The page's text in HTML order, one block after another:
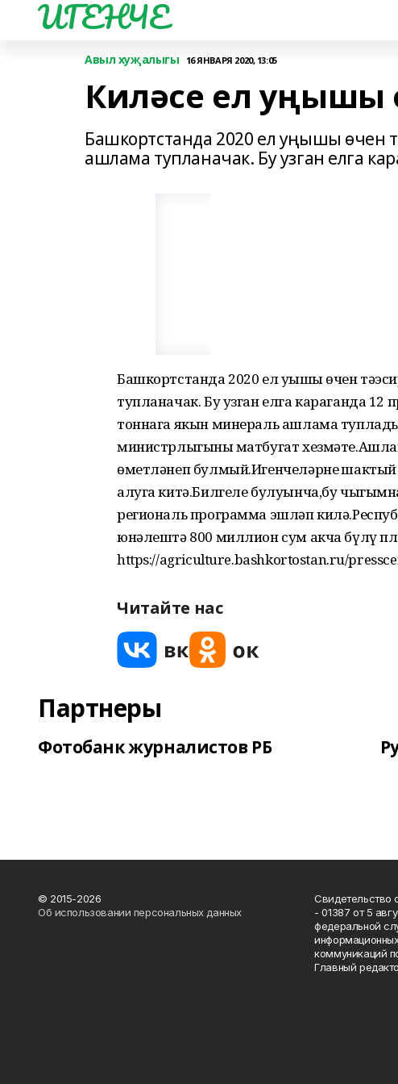
ИГЕНЧЕ
Авыл хуҗалыгы 16 ЯНВАРЯ 2020, 13:05
Киләсе ел уңышы
Башкортстанда 2020 ел уңышы өчен
ашлама тупланачак. Бу узган елга
Башкортстанда 2020 ел уңышы өчен
тупланачак. Бу узган елга караганда 12
тоннага якын минераль ашлама
министрлыгының матбугат
өметләнеп булмый.Игенчеләрнең
алуга китә.Билгеле булуынча,бу
региональ программа эшләп
юнәлештә 800 миллион сум акча бүлү
https://agriculture.bashkortostan.ru/
Читайте нас
Партнеры
Фотобанк журналистов РБ
© 2015-2026
Об использовании персональных данных
- 01387 от 5
федеральной
коммуникаций
Главный